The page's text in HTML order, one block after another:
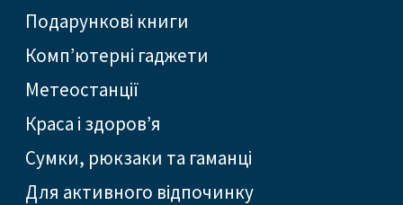
Подарункові книги
Комп’ютерні гаджети
Метеостанції
Краса і здоров’я
Сумки, рюкзаки та гаманці
Для активного відпочинку